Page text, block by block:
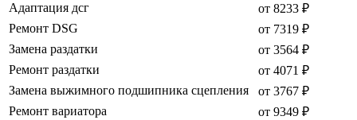
Адаптация дсг
от 8233 ₽
Ремонт DSG
от 7319 ₽
Замена раздатки
от 3564 ₽
Ремонт раздатки
от 4071 ₽
Замена выжимного подшипника сцепления
от 3767 ₽
Ремонт вариатора
от 9349 ₽